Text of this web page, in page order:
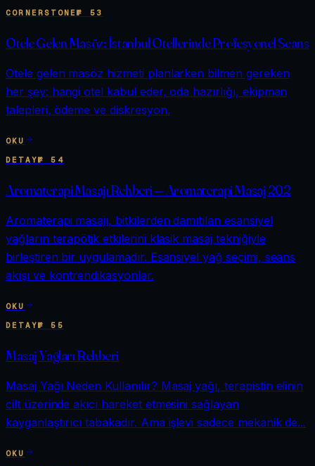
CORNERSTONE№ 53
Otele Gelen Masöz: İstanbul Otellerinde Profesyonel Seans
Otele gelen masöz hizmeti planlarken bilmen gereken
her şey: hangi otel kabul eder, oda hazırlığı, ekipman
talepleri, ödeme ve diskresyon.
OKU
DETAY№54
Aromaterapi Masajı Rehberi — Aromaterapi Masaj 202
Aromaterapi masajı, bitkilerden damıtılan esansiyel
yağların terapötik etkilerini klasik masaj tekniğiyle
birleştiren bir uygulamadır. Esansiyel yağ seçimi, seans
akışı ve kontrendikasyonlar.
OKU
DETAY№55
Masaj Yağları Rehberi
Masaj Yağı Neden Kullanılır? Masaj yağı, terapistin elinin
cilt üzerinde akıcı hareket etmesini sağlayan
kayganlaştırıcı tabakadır. Ama işlevi sadece mekanik de...
OKU